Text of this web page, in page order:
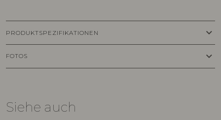
PRODUKTSPEZIFIKATIONEN keyboard_arrow_down
FOTOS keyboard_arrow_down
Siehe auch